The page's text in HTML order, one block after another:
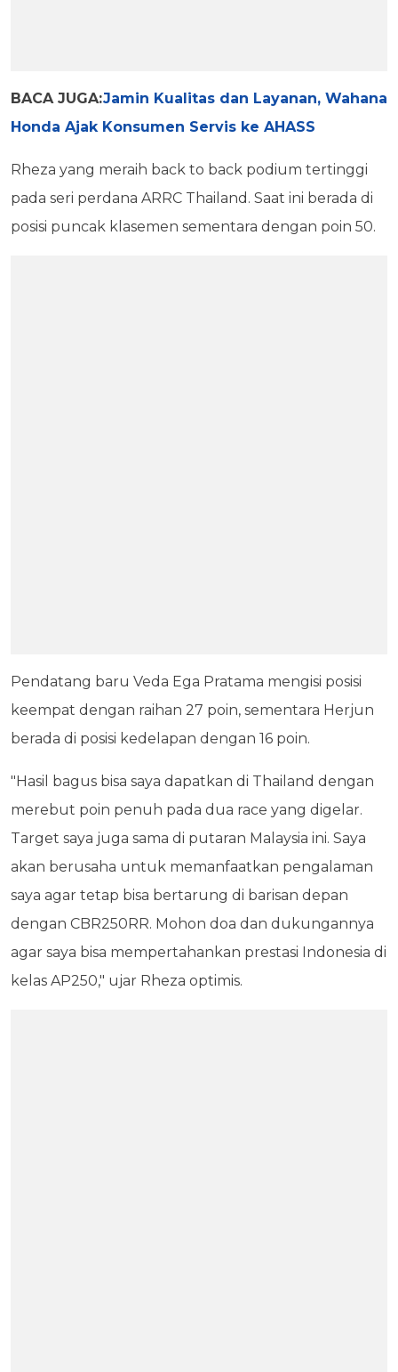
BACA JUGA:Jamin Kualitas dan Layanan, Wahana
Honda Ajak Konsumen Servis ke AHASS
Rheza yang meraih back to back podium tertinggi
pada seri perdana ARRC Thailand. Saat ini berada di
posisi puncak klasemen sementara dengan poin 50.
Pendatang baru Veda Ega Pratama mengisi posisi
keempat dengan raihan 27 poin, sementara Herjun
berada di posisi kedelapan dengan 16 poin.
"Hasil bagus bisa saya dapatkan di Thailand dengan
merebut poin penuh pada dua race yang digelar.
Target saya juga sama di putaran Malaysia ini. Saya
akan berusaha untuk memanfaatkan pengalaman
saya agar tetap bisa bertarung di barisan depan
dengan CBR250RR. Mohon doa dan dukungannya
agar saya bisa mempertahankan prestasi Indonesia di
kelas AP250," ujar Rheza optimis.